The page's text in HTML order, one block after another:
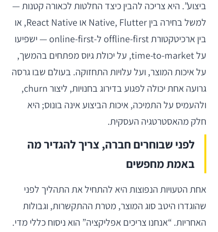
ביצוע”. היא צריכה להבין כיצד החלטות לכאורה קטנות —
למשל בחירה בין Native, Flutter או React Native, או
בין ארכיטקטורת offline-first ל-online-first — ישפיעו
על time-to-market, על יכולת גיוס מפתחים בהמשך,
על איכות המוצר, ועל עלויות התחזוקה. בעולם שבו גרסה
גרועה אחת יכולה לפגוע בדירוג בחנויות, ליצור churn,
ולהעמיס על התמיכה, איכות הביצוע אינה בונוס; היא
חלק מהאסטרטגיה העסקית.
לפני שבוחרים חברה, צריך להגדיר מה
באמת מחפשים
אחת הטעויות הנפוצות היא להתחיל את התהליך לפני
שהוגדרו היטב סוג המוצר, מטרת ההתקשרות, וגבולות
האחריות. “אנחנו צריכים אפליקציה” הוא ניסוח כללי מדי.